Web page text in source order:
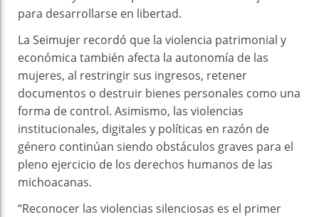
para desarrollarse en libertad.
La Seimujer recordó que la violencia patrimonial y
económica también afecta la autonomía de las
mujeres, al restringir sus ingresos, retener
documentos o destruir bienes personales como una
forma de control. Asimismo, las violencias
institucionales, digitales y políticas en razón de
género continúan siendo obstáculos graves para el
pleno ejercicio de los derechos humanos de las
michoacanas.
“Reconocer las violencias silenciosas es el primer